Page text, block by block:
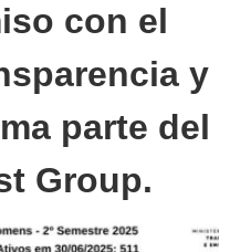
con el
y
parte del
Group.